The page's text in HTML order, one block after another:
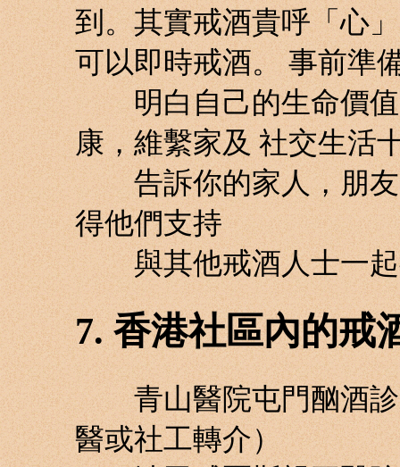
到。其實戒酒貴呼「心
可以即時戒酒。 事前準
明白自己的生命價值
康，維繫家及 社交生活
告訴你的家人，朋友
得他們支持
與其他戒酒人士一起
7. 香港社區內的戒
青山醫院屯門酗酒診
醫或社工轉介）